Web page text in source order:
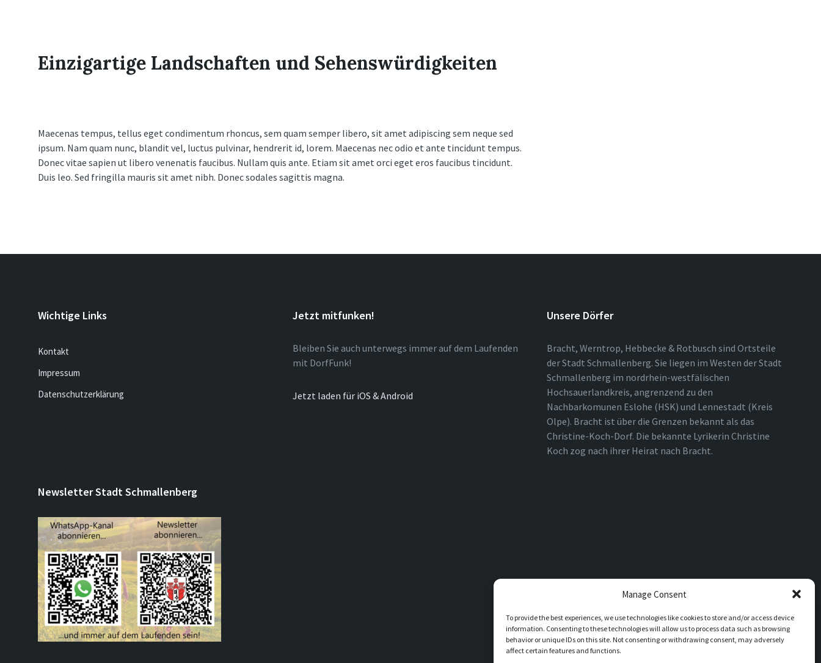
Manage Consent
To provide the best experiences, we use technologies like cookies to store and/or access device
information. Consenting to these technologies will allow us to process data such as browsing
behavior or unique IDs on this site. Not consenting or withdrawing consent, may adversely
affect certain features and functions.
Einzigartige Landschaften und Sehenswürdigkeiten
Maecenas tempus, tellus eget condimentum rhoncus, sem quam semper libero, sit amet adipiscing sem neque sed
ipsum. Nam quam nunc, blandit vel, luctus pulvinar, hendrerit id, lorem. Maecenas nec odio et ante tincidunt tempus.
Donec vitae sapien ut libero venenatis faucibus. Nullam quis ante. Etiam sit amet orci eget eros faucibus tincidunt.
Duis leo. Sed fringilla mauris sit amet nibh. Donec sodales sagittis magna.
Wichtige Links
Kontakt
Impressum
Datenschutzerklärung
Jetzt mitfunken!
Bleiben Sie auch unterwegs immer auf dem Laufenden
mit DorfFunk!
Jetzt laden für iOS & Android
Unsere Dörfer
Bracht, Werntrop, Hebbecke & Rotbusch sind Ortsteile
der Stadt Schmallenberg. Sie liegen im Westen der Stadt
Schmallenberg im nordrhein-westfälischen
Hochsauerlandkreis, angrenzend zu den
Nachbarkomunen Eslohe (HSK) und Lennestadt (Kreis
Olpe). Bracht ist über die Grenzen bekannt als das
Christine-Koch-Dorf. Die bekannte Lyrikerin Christine
Koch zog nach ihrer Heirat nach Bracht.
Newsletter Stadt Schmallenberg